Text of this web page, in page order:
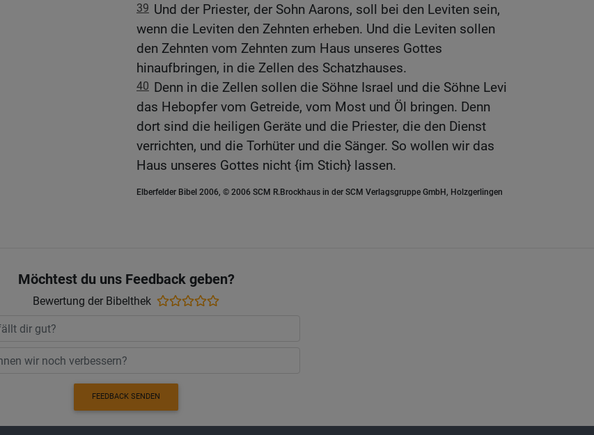
39 Und der Priester, der Sohn Aarons, soll bei den Leviten sein,
wenn die Leviten den Zehnten erheben. Und die Leviten sollen
den Zehnten vom Zehnten zum Haus unseres Gottes
hinaufbringen, in die Zellen des Schatzhauses.
40 Denn in die Zellen sollen die Söhne Israel und die Söhne Levi
das Hebopfer vom Getreide, vom Most und Öl bringen. Denn
dort sind die heiligen Geräte und die Priester, die den Dienst
verrichten, und die Torhüter und die Sänger. So wollen wir das
Haus unseres Gottes nicht {im Stich} lassen.
Elberfelder Bibel 2006, © 2006 SCM R.Brockhaus in der SCM Verlagsgruppe GmbH, Holzgerlingen
Möchtest du uns Feedback geben?
Bewertung der Bibelthek
FEEDBACK SENDEN